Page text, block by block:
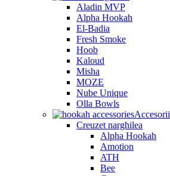
Aladin MVP
Alpha Hookah
El-Badia
Fresh Smoke
Hoob
Kaloud
Misha
MOZE
Nube Unique
Olla Bowls
Accesorii
Creuzet narghilea
Alpha Hookah
Amotion
ATH
Bee